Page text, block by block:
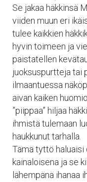
Se jakaa häkkinsä
viiden muun eri
tulee kaikkien
hyvin toimeen ja
paistatellen
juoksuspurtteja tai
ilmaantuessa
aivan kaiken
”piippaa” hiljaa
ihmistä tulemaan
haukkunut tarhalla.
Tämä tyttö haluaisi
kainaloisena ja se
lähempänä ihanaa